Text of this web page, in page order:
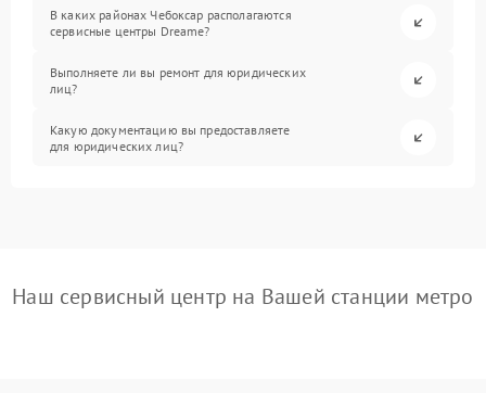
В каких районах Чебоксар располагаются
сервисные центры Dreame?
Выполняете ли вы ремонт для юридических
лиц?
Какую документацию вы предоставляете
для юридических лиц?
Наш сервисный центр на Вашей станции метро